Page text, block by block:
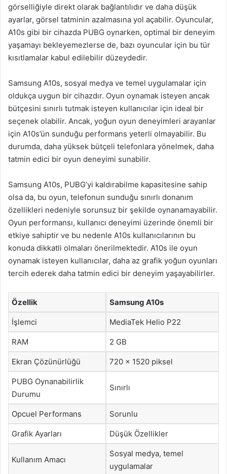
görselliğiyle direkt olarak bağlantılıdır ve daha düşük
ayarlar, görsel tatminin azalmasına yol açabilir. Oyuncular,
A10s gibi bir cihazda PUBG oynarken, optimal bir deneyim
yaşamayı bekleyemezlerse de, bazı oyuncular için bu tür
kısıtlamalar kabul edilebilir düzeydedir.
Samsung A10s, sosyal medya ve temel uygulamalar için
oldukça uygun bir cihazdır. Oyun oynamak isteyen ancak
bütçesini sınırlı tutmak isteyen kullanıcılar için ideal bir
seçenek olabilir. Ancak, yoğun oyun deneyimleri arayanlar
için A10s’ün sunduğu performans yeterli olmayabilir. Bu
durumda, daha yüksek bütçeli telefonlara yönelmek, daha
tatmin edici bir oyun deneyimi sunabilir.
Samsung A10s, PUBG’yi kaldırabilme kapasitesine sahip
olsa da, bu oyun, telefonun sunduğu sınırlı donanım
özellikleri nedeniyle sorunsuz bir şekilde oynanamayabilir.
Oyun performansı, kullanıcı deneyimi üzerinde önemli bir
etkiye sahiptir ve bu nedenle A10s kullanıcılarının bu
konuda dikkatli olmaları önerilmektedir. A10s ile oyun
oynamak isteyen kullanıcılar, daha az grafik yoğun oyunları
tercih ederek daha tatmin edici bir deneyim yaşayabilirler.
Özellik Samsung A10s
İşlemci MediaTek Helio P22
RAM 2 GB
Ekran Çözünürlüğü 720 x 1520 piksel
PUBG Oynanabilirlik
Durumu
Sınırlı
Opcuel Performans Sorunlu
Grafik Ayarları Düşük Özellikler
Kullanım Amacı
Sosyal medya, temel
uygulamalar